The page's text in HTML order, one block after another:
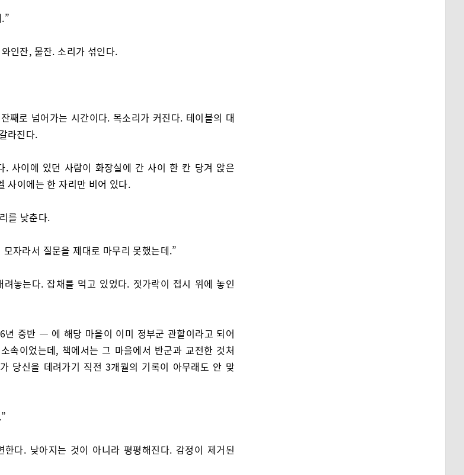
인잔, 물잔. 소리가 섞인다.
째로 넘어가는 시간이다. 목소리가 커진다. 테이블의 대
라진다.
. 사이에 있던 사람이 화장실에 간 사이 한 칸 당겨 앉은
사이에는 한 자리만 비어 있다.
를 낮춘다.
자라서 질문을 제대로 마무리 못했는데.”
려놓는다. 잡채를 먹고 있었다. 젓가락이 접시 위에 놓인
중반 — 에 해당 마을이 이미 정부군 관할이라고 되어
속이었는데, 책에서는 그 마을에서 반군과 교전한 것처
당신을 데려가기 직전 3개월의 기록이 아무래도 안 맞
한다. 낮아지는 것이 아니라 평평해진다. 감정이 제거된